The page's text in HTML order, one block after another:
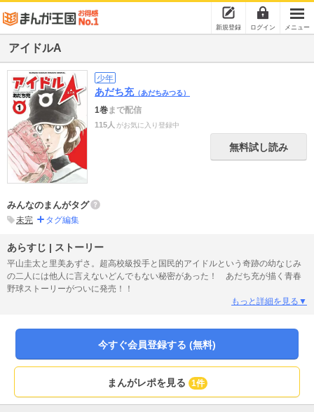
新規登録 ログイン メニュー
アイドルA
少年
あだち充（あだちみつる）
1巻まで配信
115人 がお気に入り登録中
無料試し読み
みんなのまんがタグ
未完 タグ編集
あらすじ | ストーリー
平山圭太と里美あずさ。超高校級投手と国民的アイドルという奇跡の幼なじみ
の二人には他人に言えないどんでもない秘密があった！ あだち充が描く青春
野球ストーリーがついに発売！！
もっと詳細を見る▼
今すぐ会員登録する (無料)
まんがレポを見る 1件